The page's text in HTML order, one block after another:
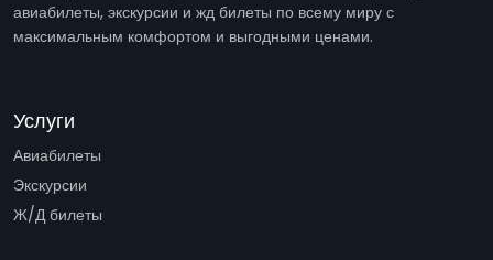
авиабилеты, экскурсии и жд билеты по всему миру с
максимальным комфортом и выгодными ценами.
Услуги
Авиабилеты
Экскурсии
Ж/Д билеты